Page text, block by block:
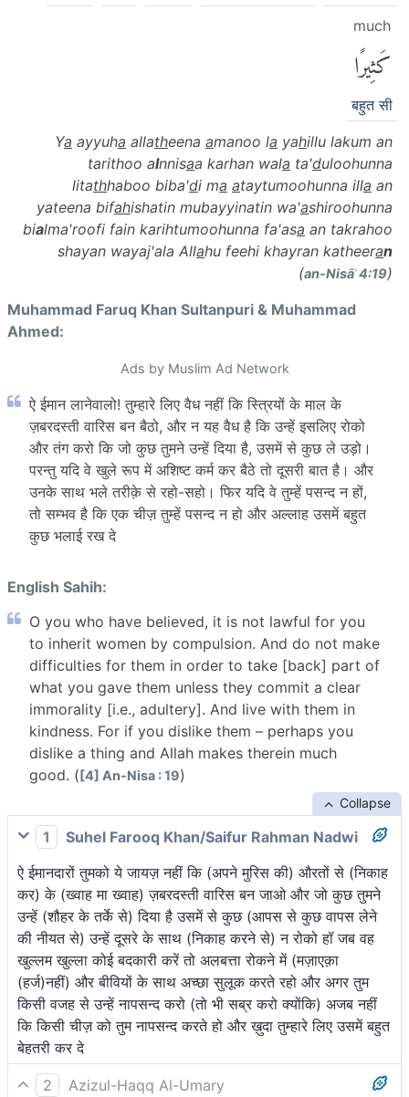
much
كَثِيرًا
बहुत सी
Ya ayyuha allatheena amanoo la yahillu lakum an
tarithoo alnnisaa karhan wala ta'duloohunna
litathhaboo biba'di ma ataytumoohunna illa an
yateena bifahishatin mubayyinatin wa'ashiroohunna
bialma'roofi fain karihtumoohunna fa'asa an takrahoo
shayan wayaj'ala Allahu feehi khayran katheeran
(an-Nisāʾ 4:19)
Muhammad Faruq Khan Sultanpuri & Muhammad
Ahmed:
Ads by Muslim Ad Network
ऐ ईमान लानेवालो! तुम्हारे लिए वैध नहीं कि स्त्रियों के माल के
ज़बरदस्ती वारिस बन बैठो, और न यह वैध है कि उन्हें इसलिए रोको
और तंग करो कि जो कुछ तुमने उन्हें दिया है, उसमें से कुछ ले उड़ो।
परन्तु यदि वे खुले रूप में अशिष्ट कर्म कर बैठे तो दूसरी बात है। और
उनके साथ भले तरीक़े से रहो-सहो। फिर यदि वे तुम्हें पसन्द न हों,
तो सम्भव है कि एक चीज़ तुम्हें पसन्द न हो और अल्लाह उसमें बहुत
कुछ भलाई रख दे
English Sahih:
O you who have believed, it is not lawful for you
to inherit women by compulsion. And do not make
difficulties for them in order to take [back] part of
what you gave them unless they commit a clear
immorality [i.e., adultery]. And live with them in
kindness. For if you dislike them – perhaps you
dislike a thing and Allah makes therein much
good. ([4] An-Nisa : 19)
Collapse
1
Suhel Farooq Khan/Saifur Rahman Nadwi
ऐ ईमानदारों तुमको ये जायज़ नहीं कि (अपने मुरिस की) औरतों से (निकाह
कर) के (ख्वाह मा ख्वाह) ज़बरदस्ती वारिस बन जाओ और जो कुछ तुमने
उन्हें (शौहर के तर्के से) दिया है उसमें से कुछ (आपस से कुछ वापस लेने
की नीयत से) उन्हें दूसरे के साथ (निकाह करने से) न रोको हॉ जब वह
खुल्लम खुल्ला कोई बदकारी करें तो अलबत्ता रोकने में (मज़ाएक़ा
(हर्ज)नहीं) और बीवियों के साथ अच्छा सुलूक करते रहो और अगर तुम
किसी वजह से उन्हें नापसन्द करो (तो भी सब्र करो क्योंकि) अजब नहीं
कि किसी चीज़ को तुम नापसन्द करते हो और ख़ुदा तुम्हारे लिए उसमें बहुत
बेहतरी कर दे
2 Azizul-Haqq Al-Umary